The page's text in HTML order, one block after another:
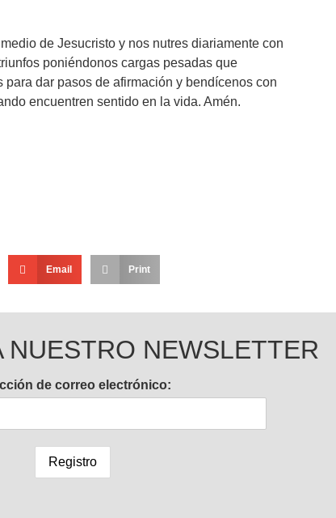
de Jesucristo y nos nutres diariamente con
poniéndonos cargas pesadas que
dar pasos de afirmación y bendícenos con
encuentren sentido en la vida. Amén.
Email Print
NUESTRO NEWSLETTER
de correo electrónico: